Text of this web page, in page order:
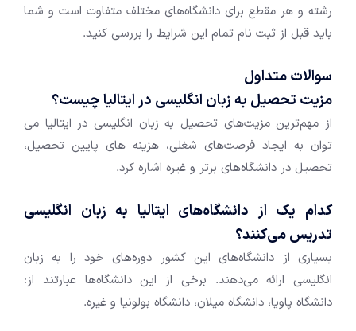
رشته و هر مقطع برای دانشگاه‌های مختلف متفاوت است و شما
باید قبل از ثبت نام تمام این شرایط را بررسی کنید.
سوالات متداول
مزیت تحصیل به زبان انگلیسی در ایتالیا چیست؟
از مهم‌ترین مزیت‌های تحصیل به زبان انگلیسی در ایتالیا می
‌توان به ایجاد فرصت‌های شغلی، هزینه‌ های پایین تحصیل،
تحصیل در دانشگاه‌های برتر و غیره اشاره کرد.
کدام یک از دانشگاه‌های ایتالیا به زبان انگلیسی
تدریس می‌کنند؟
بسیاری از دانشگاه‌های این کشور دوره‌های خود را به زبان
انگلیسی ارائه می‌دهند. برخی از این دانشگاه‌ها عبارتند از:
دانشگاه پاویا، دانشگاه میلان، دانشگاه بولونیا و غیره.